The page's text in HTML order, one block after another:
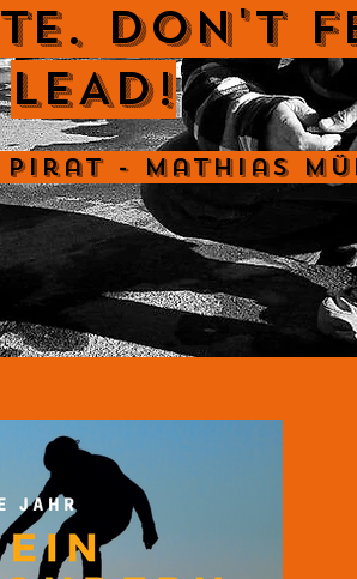
Don't
LEAD!
Pirat - Mathias